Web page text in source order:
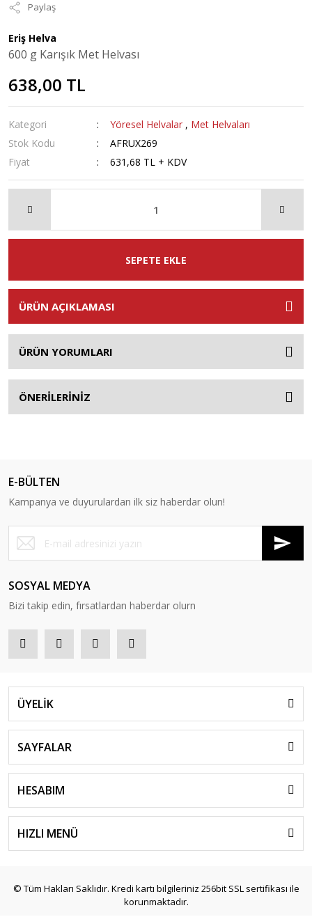
Paylaş
Eriş Helva
600 g Karışık Met Helvası
638,00 TL
Kategori Yöresel Helvalar , Met Helvaları
Stok Kodu
AFRUX269
Fiyat
631,68 TL + KDV
SEPETE EKLE
ÜRÜN AÇIKLAMASI
ÜRÜN YORUMLARI
ÖNERİLERİNİZ
E-BÜLTEN
Kampanya ve duyurulardan ilk siz haberdar olun!
SOSYAL MEDYA
Bizi takip edin, fırsatlardan haberdar olurn
ÜYELİK
SAYFALAR
HESABIM
HIZLI MENÜ
© Tüm Hakları Saklıdır. Kredi kartı bilgileriniz 256bit SSL sertifikası ile
korunmaktadır.